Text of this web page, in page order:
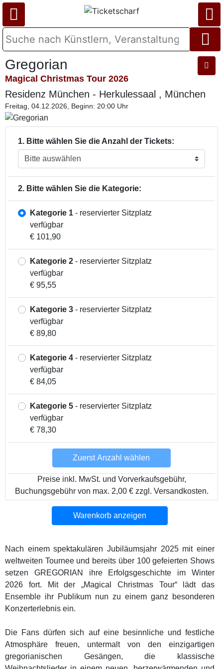
Gregorian
Magical Christmas Tour 2026
Residenz München - Herkulessaal , München
Freitag, 04.12.2026, Beginn: 20:00 Uhr
1. Bitte wählen Sie die Anzahl der Tickets:
2. Bitte wählen Sie die Kategorie:
Kategorie 1 - reservierter Sitzplatz
verfügbar
€ 101,90
Kategorie 2 - reservierter Sitzplatz
verfügbar
€ 95,55
Kategorie 3 - reservierter Sitzplatz
verfügbar
€ 89,80
Kategorie 4 - reservierter Sitzplatz
verfügbar
€ 84,05
Kategorie 5 - reservierter Sitzplatz
verfügbar
€ 78,30
Zuerst Anzahl wählen
Preise inkl. MwSt. und Vorverkaufsgebühr,
Buchungsgebühr von max. 2,00 € zzgl. Versandkosten.
Warenkorb anzeigen
Nach einem spektakulären Jubiläumsjahr 2025 mit einer
weltweiten Tournee und bereits über 100 gefeierten Shows
setzen GREGORIAN ihre Erfolgsgeschichte im Winter
2026 fort. Mit der „Magical Christmas Tour“ lädt das
Ensemble ihr Publikum nun zu einem ganz besonderen
Konzerterlebnis ein.
Die Fans dürfen sich auf eine besinnliche und festliche
Atmosphäre freuen, untermalt von den einzigartigen
gregorianischen Gesängen, die klassische